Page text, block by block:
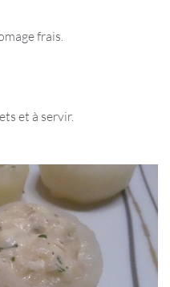
frais.
et à servir.